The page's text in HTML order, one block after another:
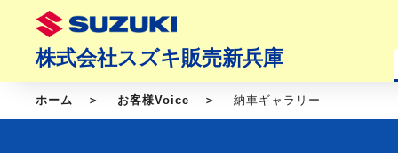
株式会社スズキ販売新兵庫
ホーム お客様Voice 納車ギャラリー